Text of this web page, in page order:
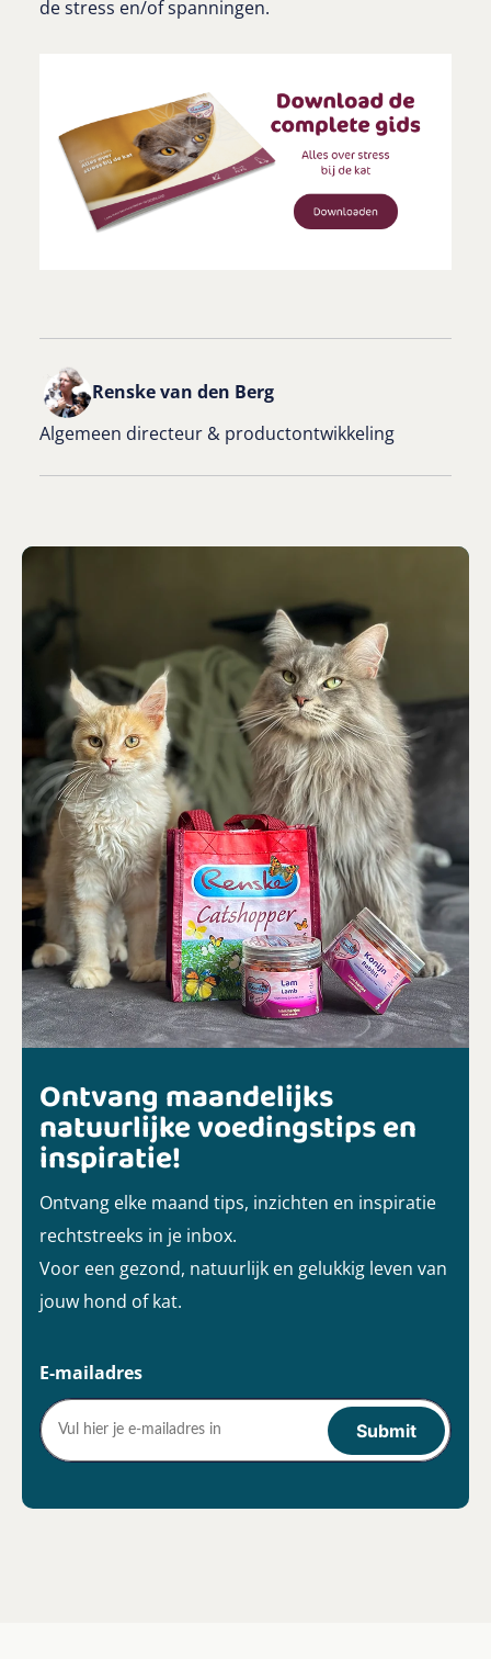
de stress en/of spanningen.
Renske van den Berg
Algemeen directeur & productontwikkeling
Ontvang maandelijks
natuurlijke voedingstips en
inspiratie!
Ontvang elke maand tips, inzichten en inspiratie
rechtstreeks in je inbox.
Voor een gezond, natuurlijk en gelukkig leven van
jouw hond of kat.
E-mailadres